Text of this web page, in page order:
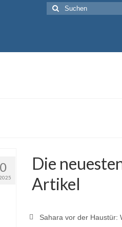
Suche
nach:
Die
Artikel
Sahara vor der Haustür: